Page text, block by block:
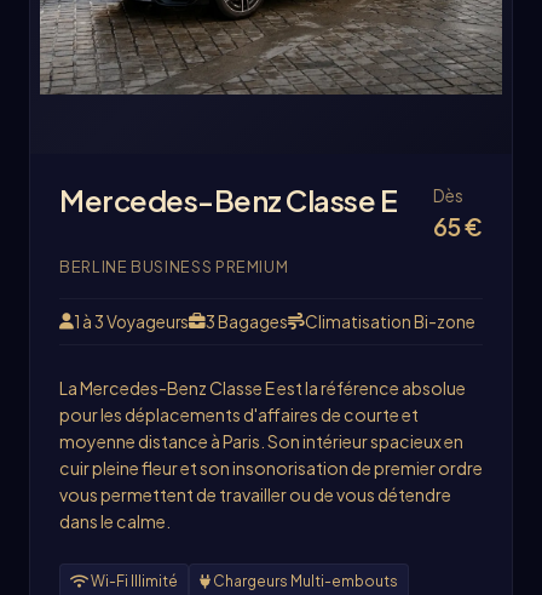
Mercedes-Benz Classe E Dès
65 €
BERLINE BUSINESS PREMIUM
1 à 3 Voyageurs 3 Bagages Climatisation Bi-zone
La Mercedes-Benz Classe E est la référence absolue
pour les déplacements d'affaires de courte et
moyenne distance à Paris. Son intérieur spacieux en
cuir pleine fleur et son insonorisation de premier ordre
vous permettent de travailler ou de vous détendre
dans le calme.
Wi-Fi Illimité
Chargeurs Multi-embouts